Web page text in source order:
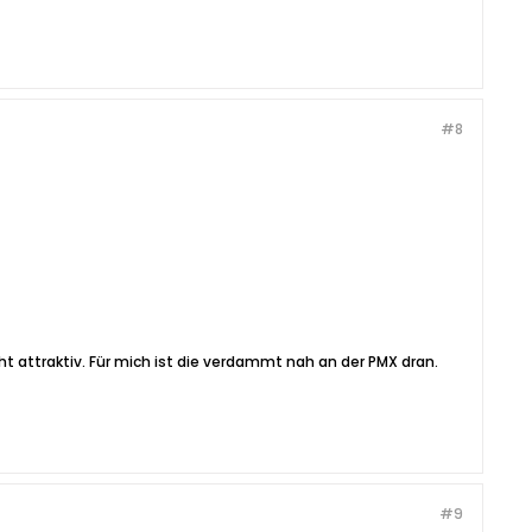
#8
attraktiv. Für mich ist die verdammt nah an der PMX dran.
#9